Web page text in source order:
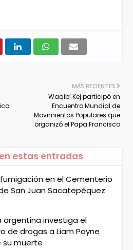
MÁS RECIENTES
Waqib’ Kej participó en
Encuentro Mundial de
Movimientos Populares que
organizó el Papa Francisco
estas entradas
en el Cementerio
San Juan Sacatepéquez
argentina investiga el
de drogas a Liam Payne
su muerte